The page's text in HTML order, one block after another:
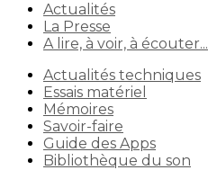
Actualités
La Presse
A lire, à voir, à écouter...
Actualités techniques
Essais matériel
Mémoires
Savoir-faire
Guide des Apps
Bibliothèque du son